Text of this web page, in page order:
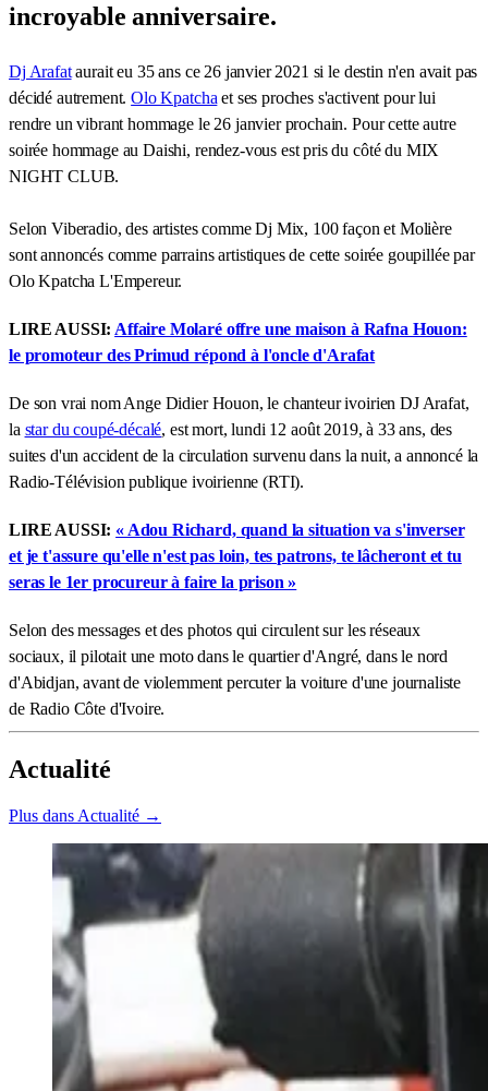
incroyable anniversaire.
Dj Arafataurait eu 35 ans ce 26 janvier 2021 si le destin n'en avait pas
décidé autrement.Olo Kpatcha et ses proches s'activent pour lui
rendre un vibrant hommage le 26 janvier prochain. Pour cette autre
soirée hommage au Daishi, rendez-vous est pris du côté du MIX
NIGHT CLUB.
Selon Viberadio, des artistes comme Dj Mix, 100 façon et Molière
sont annoncés comme parrains artistiques de cette soirée goupillée par
Olo Kpatcha L'Empereur.
LIRE AUSSI: Affaire Molaré offre une maison à Rafna Houon:
le promoteur des Primud répond à l'oncle d'Arafat
De son vrai nom Ange Didier Houon, le chanteur ivoirien DJ Arafat,
la star du coupé-décalé, est mort, lundi 12 août 2019, à 33 ans, des
suites d'un accident de la circulation survenu dans la nuit, a annoncé la
Radio-Télévision publique ivoirienne (RTI).
LIRE AUSSI: « Adou Richard, quand la situation va s'inverser
et je t'assure qu'elle n'est pas loin, tes patrons, te lâcheront et tu
seras le 1er procureur à faire la prison »
Selon des messages et des photos qui circulent sur les réseaux
sociaux, il pilotait une moto dans le quartier d'Angré, dans le nord
d'Abidjan, avant de violemment percuter la voiture d'une journaliste
de Radio Côte d'Ivoire.
Actualité
Plus dans Actualité →